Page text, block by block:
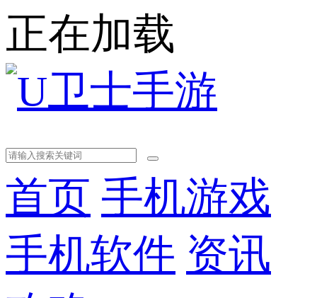
正在加载
首页 手机游戏
手机软件 资讯